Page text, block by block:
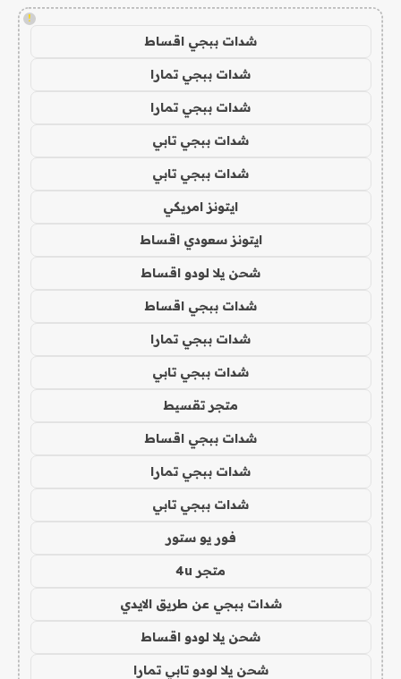
!
شدات ببجي اقساط
شدات ببجي تمارا
شدات ببجي تمارا
شدات ببجي تابي
شدات ببجي تابي
ايتونز امريكي
ايتونز سعودي اقساط
شحن يلا لودو اقساط
شدات ببجي اقساط
شدات ببجي تمارا
شدات ببجي تابي
متجر تقسيط
شدات ببجي اقساط
شدات ببجي تمارا
شدات ببجي تابي
فور يو ستور
متجر 4u
شدات ببجي عن طريق الايدي
شحن يلا لودو اقساط
شحن يلا لودو تابي تمارا